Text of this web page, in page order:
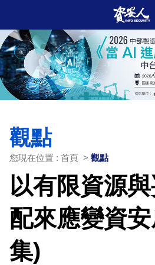
觀點
您現在位置 : 首頁 > 觀點
以有限資源
配來應變資
集)